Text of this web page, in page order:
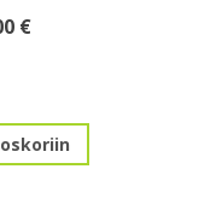
€Nykyinen